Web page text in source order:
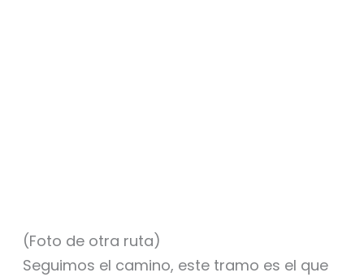
(Foto de otra ruta)
Seguimos el camino, este tramo es el que